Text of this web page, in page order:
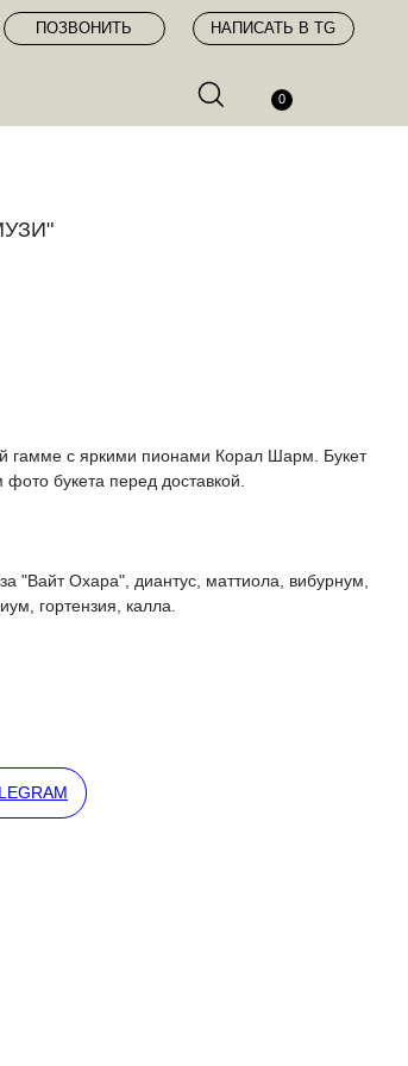
НАПИСАТЬ В TG
гамме с яркими пионами Корал Шарм. Букет
букета перед доставкой.
"Вайт Охара", диантус, маттиола, вибурнум,
гортензия, калла.